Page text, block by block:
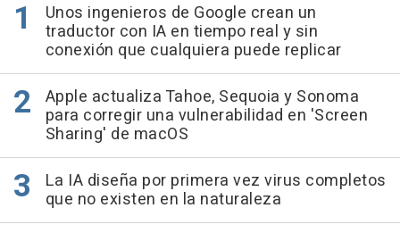
Unos ingenieros de Google crean un
traductor con IA en tiempo real y sin
conexión que cualquiera puede replicar
Apple actualiza Tahoe, Sequoia y Sonoma
para corregir una vulnerabilidad en 'Screen
Sharing' de macOS
La IA diseña por primera vez virus completos
que no existen en la naturaleza